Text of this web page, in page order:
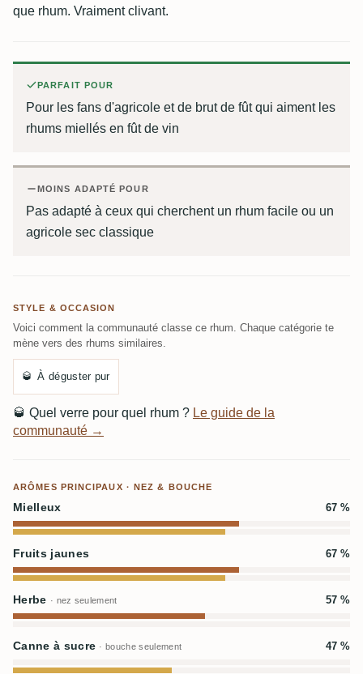
que rhum. Vraiment clivant.
PARFAIT POUR
Pour les fans d'agricole et de brut de fût qui aiment les
rhums miellés en fût de vin
MOINS ADAPTÉ POUR
Pas adapté à ceux qui cherchent un rhum facile ou un
agricole sec classique
STYLE & OCCASION
Voici comment la communauté classe ce rhum. Chaque catégorie te
mène vers des rhums similaires.
🥃 À déguster pur
🥃 Quel verre pour quel rhum ? Le guide de la
communauté →
ARÔMES PRINCIPAUX · NEZ & BOUCHE
Mielleux 67 %
Fruits jaunes 67 %
Herbe · nez seulement 57 %
Canne à sucre · bouche seulement 47 %